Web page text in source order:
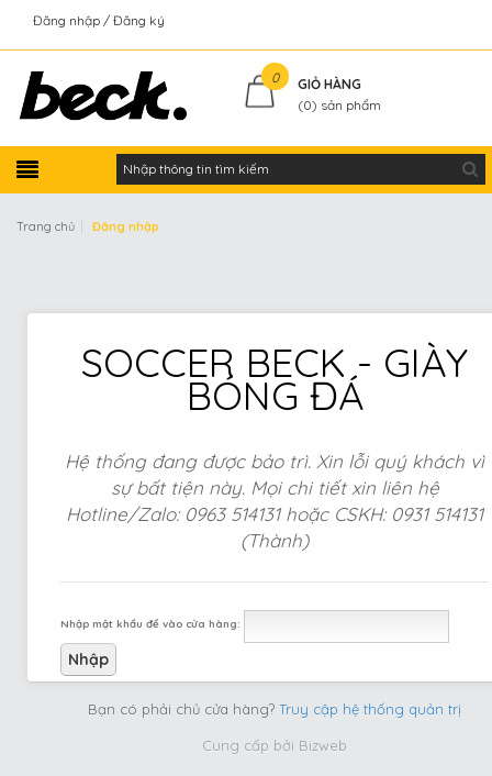
Đăng nhập Đăng ký
0
GIỎ HÀNG
(0) sản phẩm
Trang chủ Đăng nhập
SOCCER BECK - GIÀY
BÓNG ĐÁ
Hệ thống đang được bảo trì. Xin lỗi quý khách vì
sự bất tiện này. Mọi chi tiết xin liên hệ
Hotline/Zalo: 0963 514131 hoặc CSKH: 0931 514131
(Thành)
Nhập mật khẩu để vào cửa hàng:
Bạn có phải chủ cửa hàng? Truy cập hệ thống quản trị
Cung cấp bởi Bizweb